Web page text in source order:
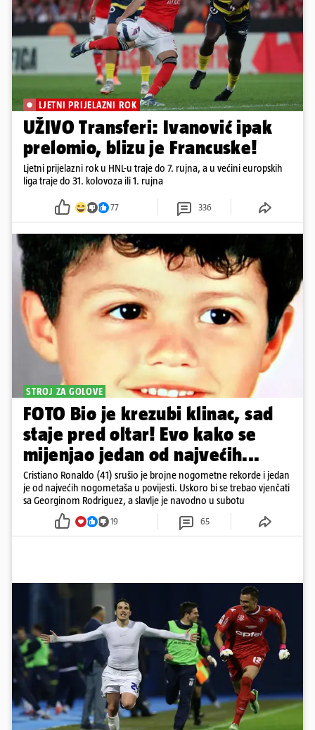
LJETNI PRIJELAZNI ROK
UŽIVO Transferi: Ivanović ipak
prelomio, blizu je Francuske!
Ljetni prijelazni rok u HNL-u traje do 7. rujna, a u većini europskih
liga traje do 31. kolovoza ili 1. rujna
77 336
STROJ ZA GOLOVE
FOTO Bio je krezubi klinac, sad
staje pred oltar! Evo kako se
mijenjao jedan od najvećih...
Cristiano Ronaldo (41) srušio je brojne nogometne rekorde i jedan
je od najvećih nogometaša u povijesti. Uskoro bi se trebao vjenčati
sa Georginom Rodriguez, a slavlje je navodno u subotu
19 65